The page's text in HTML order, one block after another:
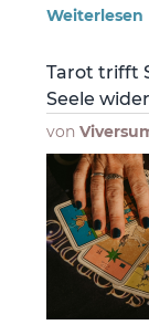
Weiterlesen
Tarot trifft
Seele
von